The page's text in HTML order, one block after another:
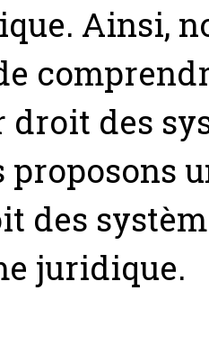
Ainsi,
des
proposons
des
juridique.